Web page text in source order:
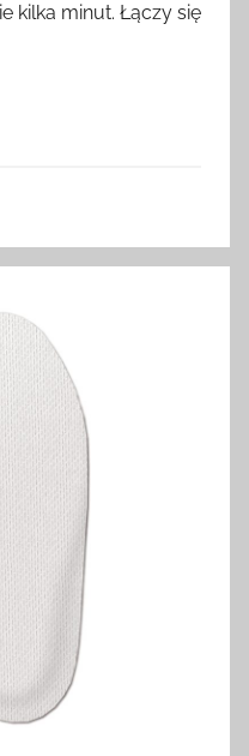
kilka minut. Łączy się